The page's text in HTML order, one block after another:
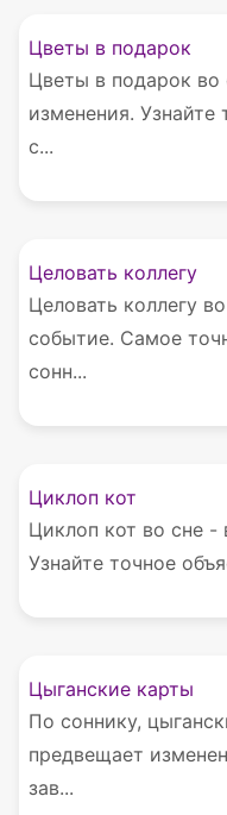
Цветы в подарок
Цветы в подарок во
изменения. Узнайте
с...
Целовать коллегу
Целовать коллегу
событие. Самое
сонн...
Циклоп кот
Циклоп кот во сне -
Узнайте точное
Цыганские карты
По соннику,
предвещает
зав...